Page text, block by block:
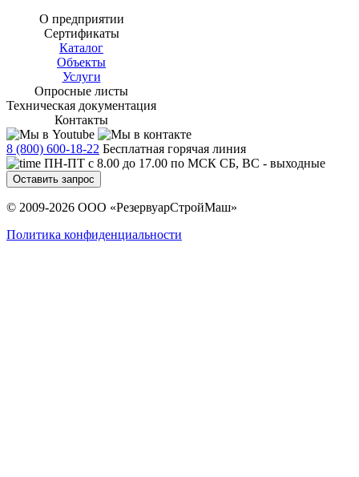
О предприятии
Сертификаты
Каталог
Объекты
Услуги
Опросные листы
Техническая документация
Контакты
8 (800) 600-18-22 Бесплатная горячая линия
ПН-ПТ с 8.00 до 17.00 по МСК СБ, ВС - выходные
Оставить запрос
© 2009-2026 ООО «РезервуарСтройМаш»
Политика конфиденциальности